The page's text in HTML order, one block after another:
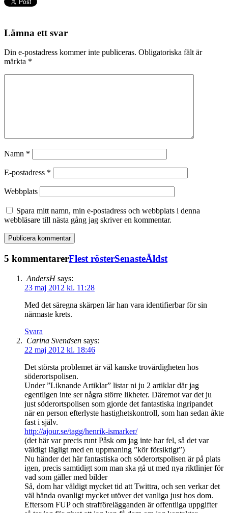
Lämna ett svar
Din e-postadress kommer inte publiceras. Obligatoriska fält är
märkta *
Namn *
E-postadress *
Webbplats
Spara mitt namn, min e-postadress och webbplats i denna
webbläsare till nästa gång jag skriver en kommentar.
5 kommentarerFlest rösterSenasteÄldst
AndersH says:
23 maj 2012 kl. 11:28
Med det säregna skärpen lär han vara identifierbar för sin
närmaste krets.
Svara
Carina Svendsen says:
22 maj 2012 kl. 18:46
Det största problemet är väl kanske trovärdigheten hos
söderortspolisen.
Under ”Liknande Artiklar” listar ni ju 2 artiklar där jag
egentligen inte ser några större likheter. Däremot var det ju
just söderortspolisen som gjorde det fantastiska ingripandet
när en person efterlyste hastighetskontroll, som han sedan åkte
fast i själv.
http://ajour.se/tagg/henrik-ismarker/
(det här var precis runt Påsk om jag inte har fel, så det var
väldigt lägligt med en uppmaning ”kör försiktigt”)
Nu händer det här fantastiska och söderortspolisen är på plats
igen, precis samtidigt som man ska gå ut med nya riktlinjer för
vad som gäller med bilder
Så, dom har väldigt mycket tid att Twittra, och sen verkar det
väl hända ovanligt mycket utöver det vanliga just hos dom.
Eftersom FUP och strafförelägganden är offentliga uppgifter